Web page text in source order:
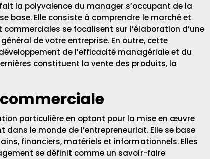
la polyvalence du manager s’occupant de la
base. Elle consiste à comprendre le marché et
se focalisent sur l’élaboration d’une
de votre entreprise. En outre, cette
de l’efficacité managériale et du
constituent la vente des produits, la
particulière en optant pour la mise en œuvre
le monde de l’entrepreneuriat. Elle se base
financiers, matériels et informationnels. Elles
se définit comme un savoir-faire